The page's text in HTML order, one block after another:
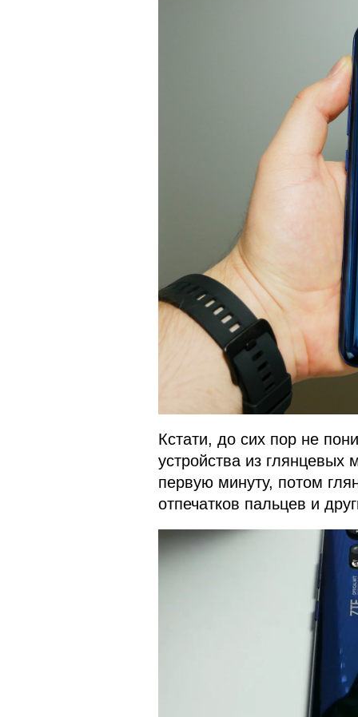
Кстати, до сих пор не
устройства из глянцевых
первую минуту, потом
отпечатков пальцев и